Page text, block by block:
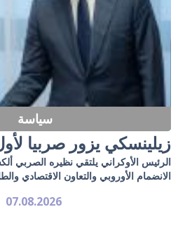
سياسة
زيلينسكي يزور صربيا
الرئيس الأوكراني يلتقي نظيره الصربي
الانضمام الأوروبي والتعاون الاقتصادي
07.08.2026